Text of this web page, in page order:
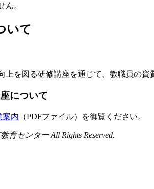
ん。
いて
上を図る研修講座を通じて、教職員の資
について
案内 （PDFファイル）を御覧ください。
育センター All Rights Reserved.